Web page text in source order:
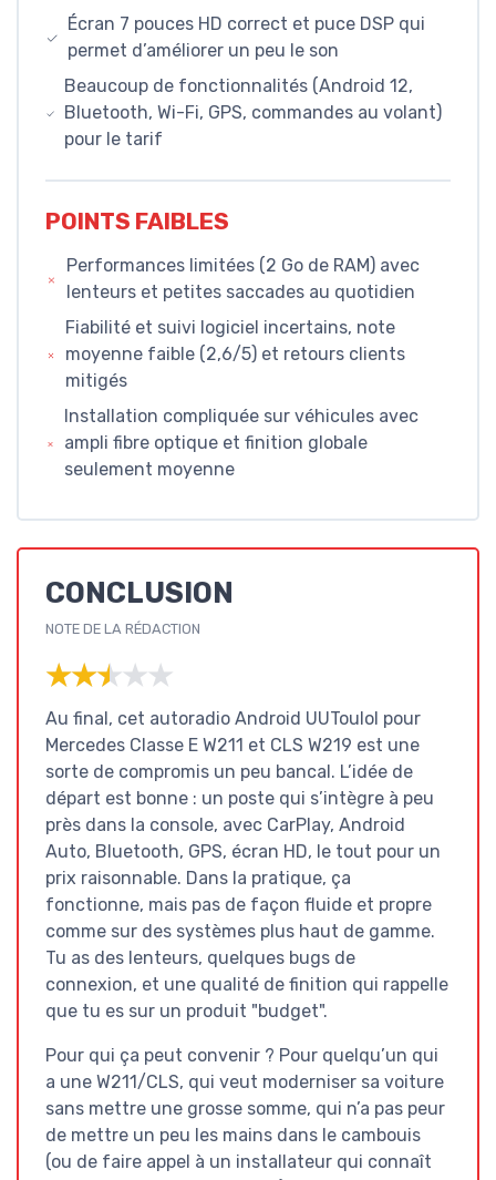
Écran 7 pouces HD correct et puce DSP qui
permet d’améliorer un peu le son
Beaucoup de fonctionnalités (Android 12,
Bluetooth, Wi-Fi, GPS, commandes au volant)
pour le tarif
POINTS FAIBLES
Performances limitées (2 Go de RAM) avec
lenteurs et petites saccades au quotidien
Fiabilité et suivi logiciel incertains, note
moyenne faible (2,6/5) et retours clients
mitigés
Installation compliquée sur véhicules avec
ampli fibre optique et finition globale
seulement moyenne
CONCLUSION
NOTE DE LA RÉDACTION
★★★★★
★★★★★
Au final, cet autoradio Android UUTouIoI pour
Mercedes Classe E W211 et CLS W219 est une
sorte de compromis un peu bancal. L’idée de
départ est bonne : un poste qui s’intègre à peu
près dans la console, avec CarPlay, Android
Auto, Bluetooth, GPS, écran HD, le tout pour un
prix raisonnable. Dans la pratique, ça
fonctionne, mais pas de façon fluide et propre
comme sur des systèmes plus haut de gamme.
Tu as des lenteurs, quelques bugs de
connexion, et une qualité de finition qui rappelle
que tu es sur un produit "budget".
Pour qui ça peut convenir ? Pour quelqu’un qui
a une W211/CLS, qui veut moderniser sa voiture
sans mettre une grosse somme, qui n’a pas peur
de mettre un peu les mains dans le cambouis
(ou de faire appel à un installateur qui connaît